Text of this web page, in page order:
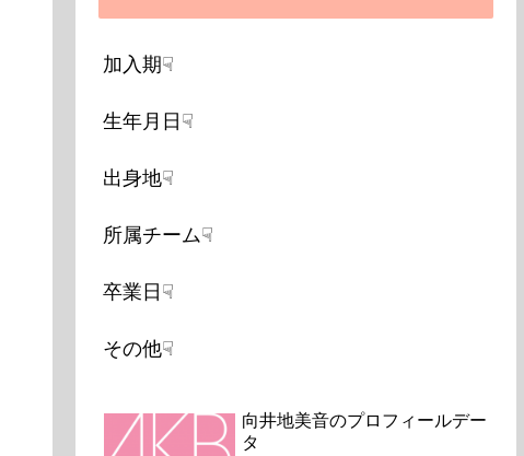
加入期☟
生年月日☟
出身地☟
所属チーム☟
卒業日☟
その他☟
向井地美音のプロフィールデー
タ